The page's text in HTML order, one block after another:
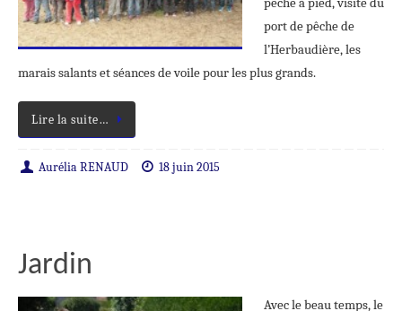
port de pêche de
l’Herbaudière, les
marais salants et séances de voile pour les plus grands.
Lire la suite…
Aurélia RENAUD 18 juin 2015
Jardin
Avec le beau temps, le